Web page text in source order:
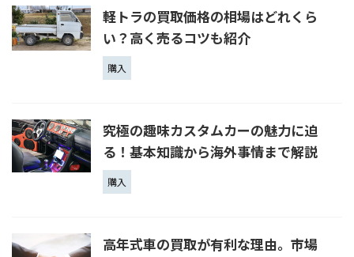
軽トラの買取価格の相場はどれくら
い？高く売るコツも紹介
購入
究極の趣味カスタムカーの魅力に迫
る！基本知識から海外事情まで解説
購入
高年式車の買取が有利な理由。市場